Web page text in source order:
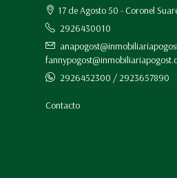
17 de Agosto 50 - Coronel
2926430010
2926452300 / 2923657890
Contacto